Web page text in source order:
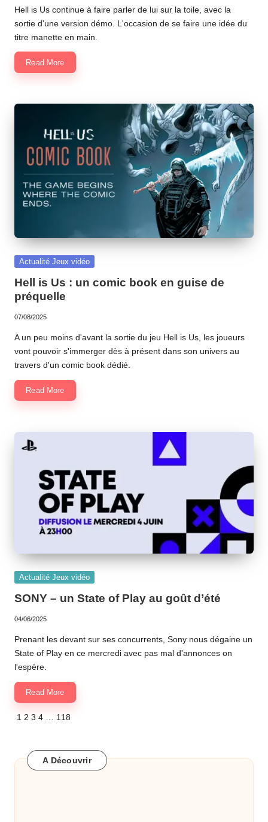
Hell is Us continue à faire parler de lui sur la toile, avec la
sortie d'une version démo. L'occasion de se faire une idée du
titre manette en main.
Read More
Posted
Actualité Jeux vidéo
Hell is Us : un comic book en guise de
préquelle
07/08/2025
A un peu moins d'avant la sortie du jeu Hell is Us, les joueurs
vont pouvoir s'immerger dès à présent dans son univers au
travers d'un comic book dédié.
Read More
Posted
Actualité Jeux vidéo
SONY – un State of Play au goût d’été
04/06/2025
Prenant les devant sur ses concurrents, Sony nous dégaine un
State of Play en ce mercredi avec pas mal d'annonces on
l'espère.
Read More
Pagination
publications
Previous
1 2 3 4 … 118
A Découvrir